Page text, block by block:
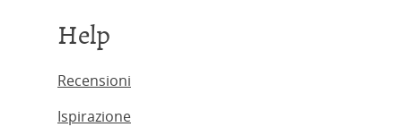
Help
Recensioni
Ispirazione